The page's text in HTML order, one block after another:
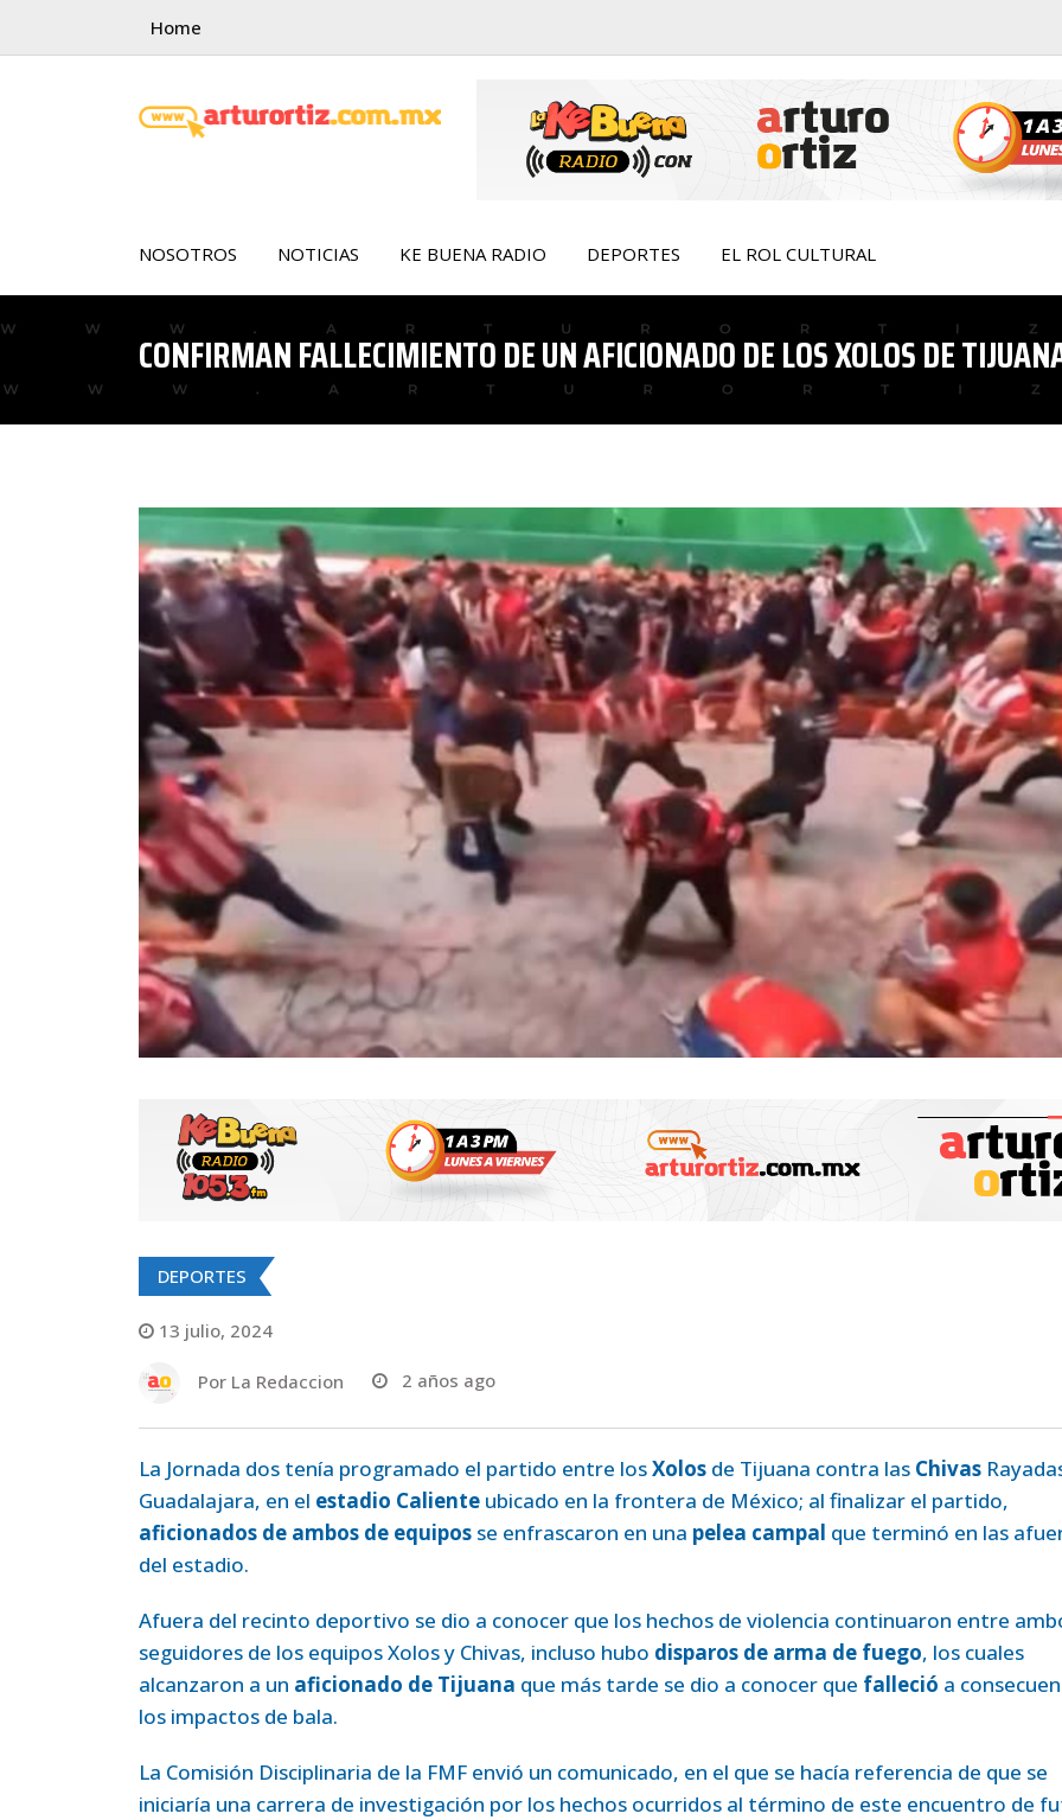
Home
NOSOTROS NOTICIAS KE BUENA RADIO DEPORTES EL ROL CULTURAL
CONFIRMAN FALLECIMIENTO DE UN AFICIONADO DE LOS XOLOS DE
DEPORTES
13 julio, 2024
Por La Redaccion 2 años ago
La Jornada dos tenía programado el partido entre losXolos de Tijuana contra las Chivas
Guadalajara, en el estadio Caliente ubicado en la frontera de México; al finalizar el partido,
aficionados de ambos de equipos se enfrascaron en una pelea campal que terminó en las
del estadio.
Afuera del recinto deportivo se dio a conocer que los hechos de violencia continuaron entre
seguidores de los equipos Xolos y Chivas, incluso hubo disparos de arma de fuego, los cuales
alcanzaron a un aficionado de Tijuana que más tarde se dio a conocer que falleció a
los impactos de bala.
La Comisión Disciplinaria de la FMF envió un comunicado, en el que se hacía referencia de que se
iniciaría una carrera de investigación por los hechos ocurridos al término de este encuentro de